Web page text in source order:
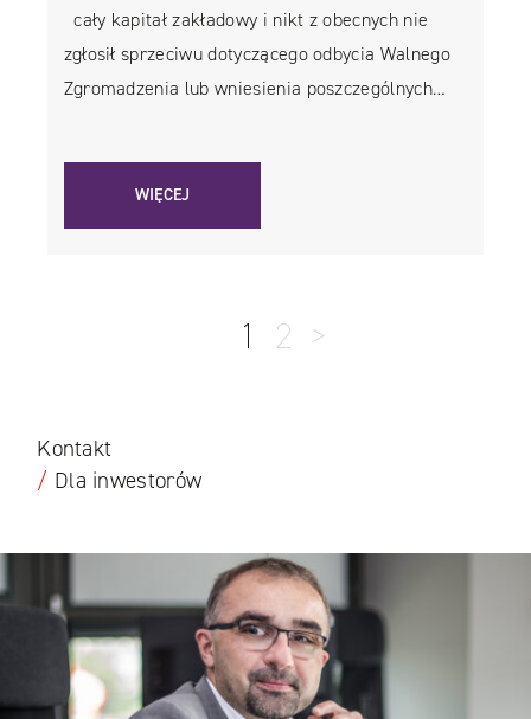
cały kapitał zakładowy i nikt z obecnych nie
zgłosił sprzeciwu dotyczącego odbycia Walnego
Zgromadzenia lub wniesienia poszczególnych…
WIĘCEJ
1 2 >
Kontakt
/ Dla inwestorów